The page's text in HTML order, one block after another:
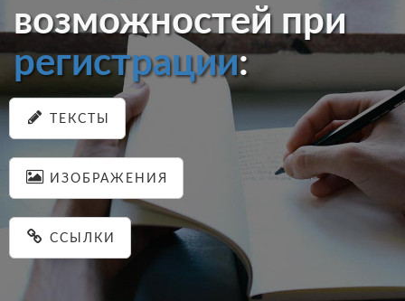
возможностей при
регистрации:
ТЕКСТЫ
ИЗОБРАЖЕНИЯ
ССЫЛКИ